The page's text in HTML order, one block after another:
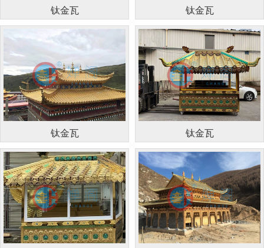
钛金瓦 钛金瓦
钛金瓦 钛金瓦